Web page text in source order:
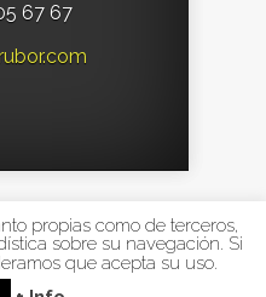
67 67
| Powered by
propias como de terceros,
sobre su navegación. Si
que acepta su uso.